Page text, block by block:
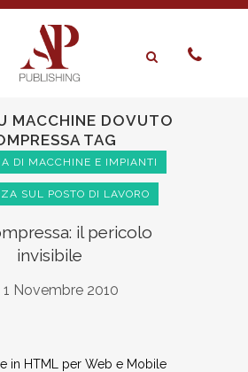
MACCHINE DOVUTO
TAG
DI MACCHINE E IMPIANTI
SUL POSTO DI LAVORO
il pericolo
invisibile
1 Novembre 2010
in HTML per Web e Mobile